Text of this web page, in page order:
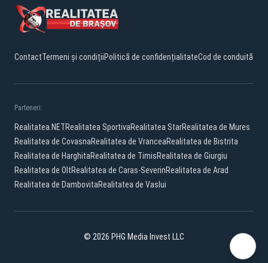
ContactTermeni și condițiiPolitică de confidențialitateCod de conduită
Parteneri:
Realitatea.NETRealitatea SportivaRealitatea StarRealitatea de Mures
Realitatea de CovasnaRealitatea de VranceaRealitatea de Bistrita
Realitatea de HarghitaRealitatea de TimisRealitatea de Giurgiu
Realitatea de OltRealitatea de Caras-SeverinRealitatea de Arad
Realitatea de DambovitaRealitatea de Vaslui
© 2026 PHG Media Invest LLC